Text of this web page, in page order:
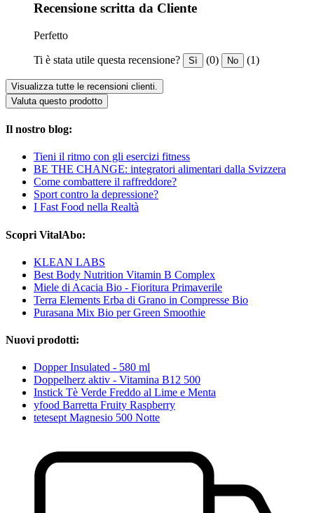
Recensione scritta da Cliente
Perfetto
Ti è stata utile questa recensione? Sì (0) No (1)
Visualizza tutte le recensioni clienti.
Valuta questo prodotto
Il nostro blog:
Tieni il ritmo con gli esercizi fitness
BE THE CHANGE: integratori alimentari dalla Svizzera
Come combattere il raffreddore?
Sport contro la depressione?
I Fast Food nella Realtà
Scopri VitalAbo:
KLEAN LABS
Best Body Nutrition Vitamin B Complex
Miele di Acacia Bio - Fioritura Primaverile
Terra Elements Erba di Grano in Compresse Bio
Purasana Mix Bio per Green Smoothie
Nuovi prodotti:
Dopper Insulated - 580 ml
Doppelherz aktiv - Vitamina B12 500
Instick Tè Verde Freddo al Lime e Menta
yfood Barretta Fruity Raspberry
tetesept Magnesio 500 Notte